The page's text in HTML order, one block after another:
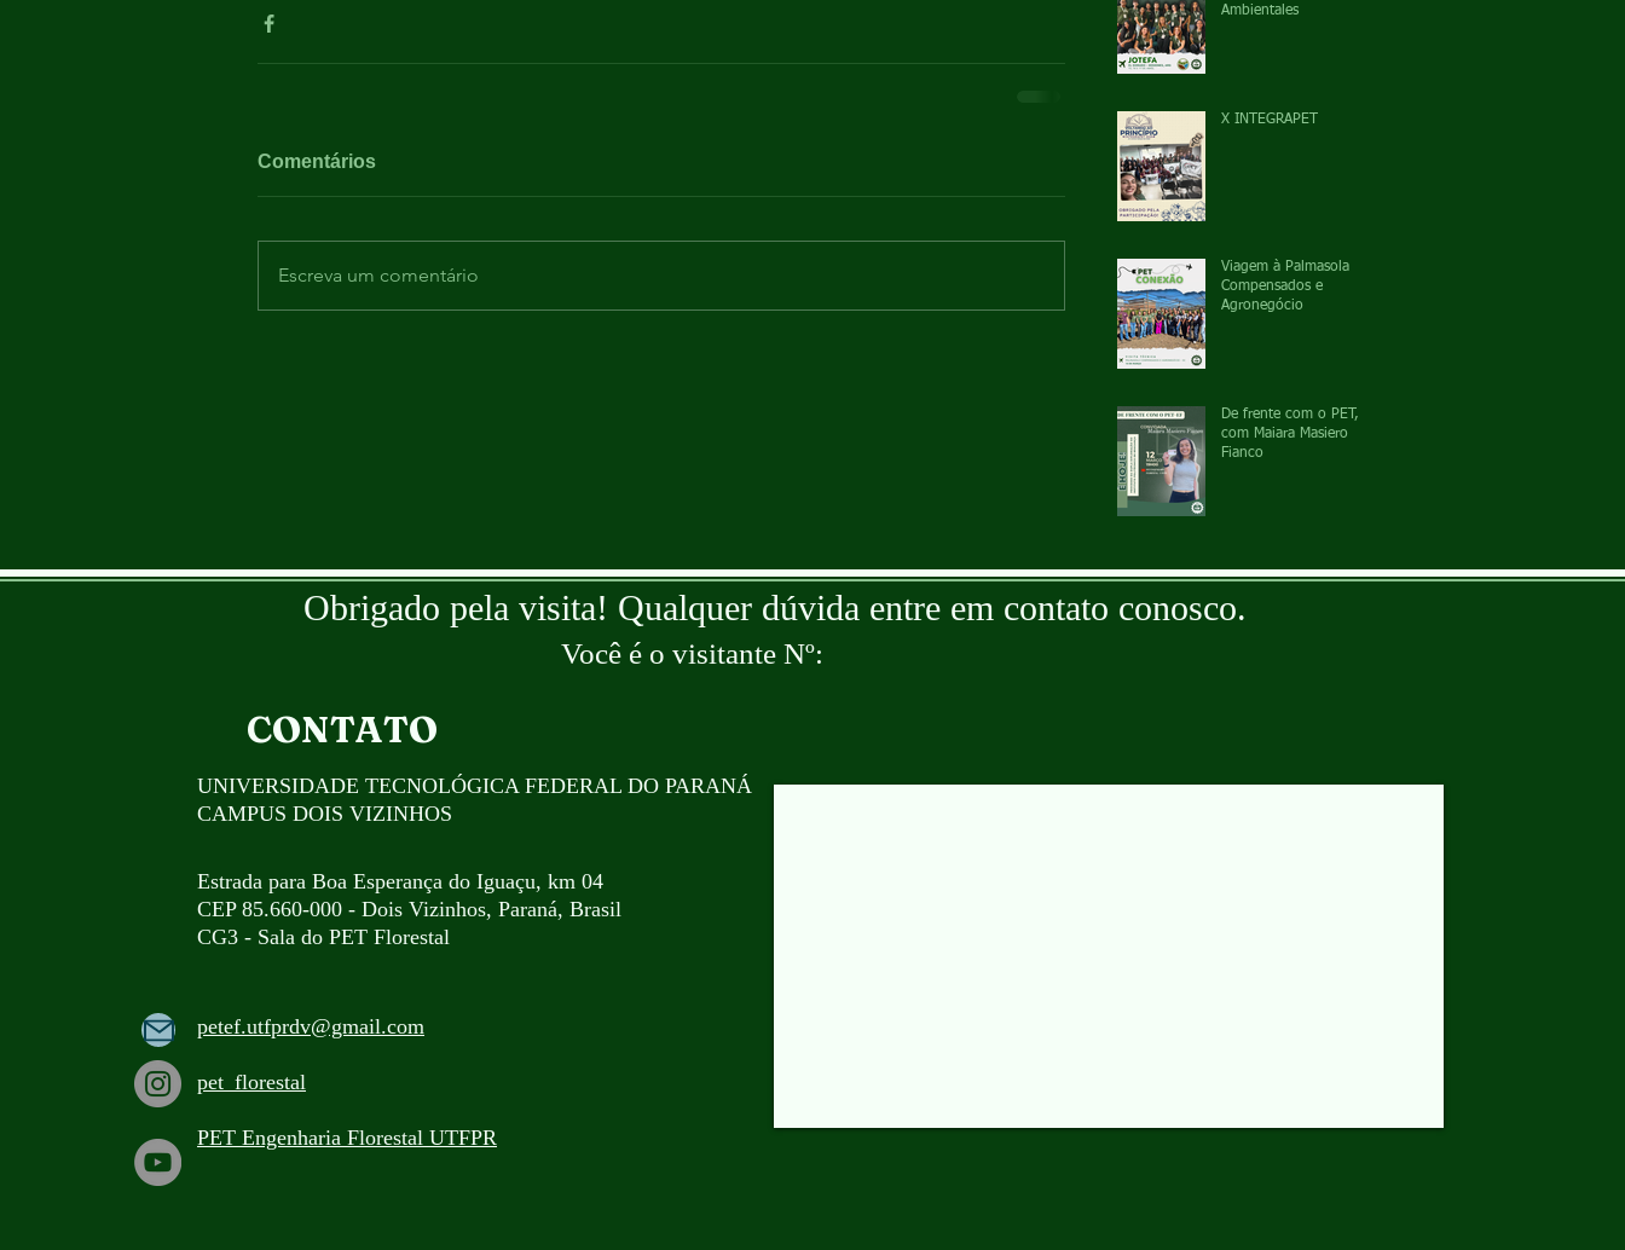
Comentários
Escreva um comentário
Ambientales
X INTEGRAPET
Viagem à Palmasola
Compensados e
Agronegócio
De frente com o PET,
com Maiara Masiero
Fianco
Obrigado pela visita! Qualquer dúvida entre em contato conosco.
Você é o visitante Nº:
CONTATO
UNIVERSIDADE TECNOLÓGICA FEDERAL DO PARANÁ
CAMPUS DOIS VIZINHOS
Estrada para Boa Esperança do Iguaçu, km 04
CEP 85.660-000 - Dois Vizinhos, Paraná, Brasil
CG3 - Sala do PET Florestal
petef.utfprdv@gmail.com
pet_florestal
PET Engenharia Florestal UTFPR